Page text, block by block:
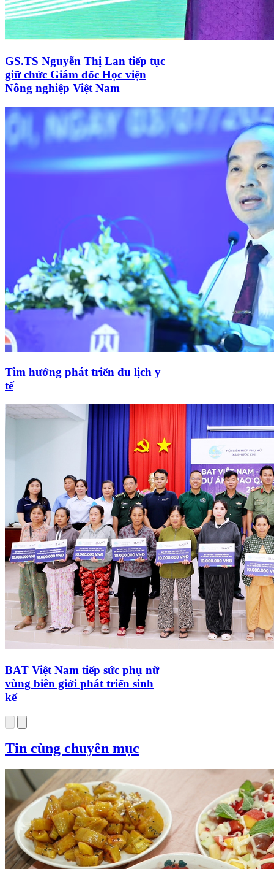
GS.TS Nguyễn Thị Lan tiếp tục
giữ chức Giám đốc Học viện
Nông nghiệp Việt Nam
Tìm hướng phát triển du lịch y
tế
BAT Việt Nam tiếp sức phụ nữ
vùng biên giới phát triển sinh
kế
Tin cùng chuyên mục